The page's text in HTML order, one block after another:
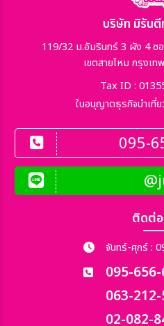
บริษัท มิรันตี
119/32 ม.อัมรินทร์ 3 ผัง 4 ซ
เขตสายไหม กรุงเ
Tax ID :
ใบอนุญาตธุรกิจนำเที่
095-
ติดต่อ
จันทร์-ศุกร์ :
095-
063-
02-082-